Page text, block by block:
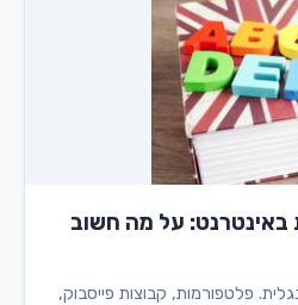
באינטרנט: על מה חשוב
פלטפורמות, קבוצות פייסבוק,